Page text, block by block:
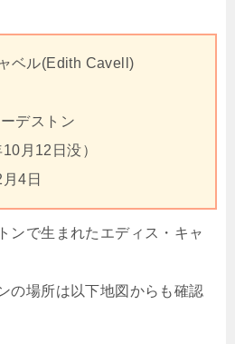
ベル(Edith Cavell)
デストン
月12日没）
4日
ンで生まれたエディス・キャ
の場所は以下地図からも確認